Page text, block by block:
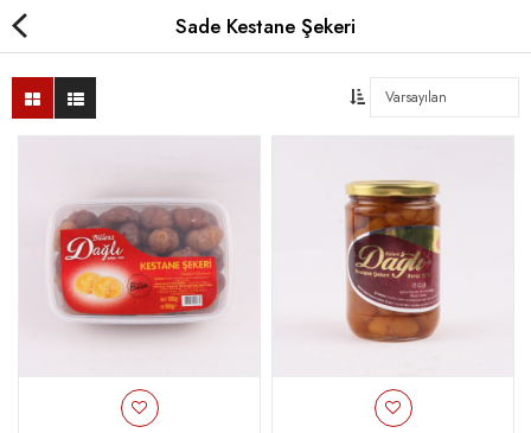
Sade Kestane Şekeri
Kavanoz Kestane Şekeri
Special Kestane Şekeri
Sade Kestane Şekeri